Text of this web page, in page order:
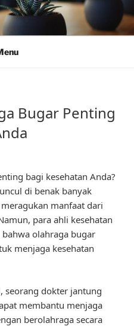
Bugar Penting
bagi kesehatan Anda?
di benak banyak
manfaat dari
para ahli kesehatan
olahraga bugar
menjaga kesehatan
seorang dokter jantung
membantu menjaga
berolahraga secara